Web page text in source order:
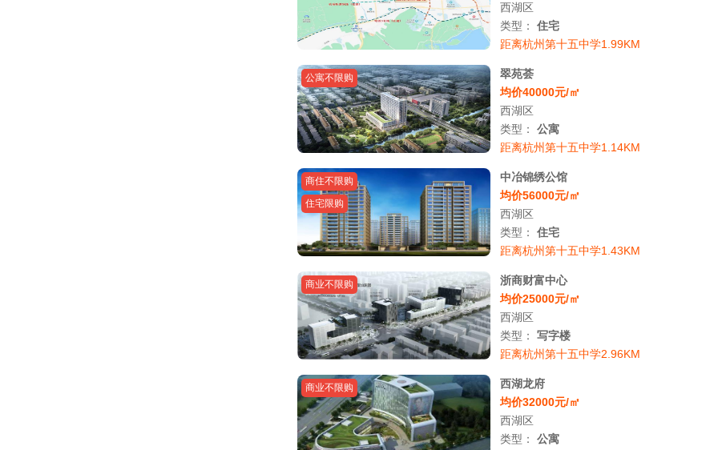
西湖区
类型： 住宅
距离杭州第十五中学1.99KM
公寓不限购
翠苑荟
均价40000元/㎡
西湖区
类型： 公寓
距离杭州第十五中学1.14KM
商住不限购
住宅限购
中冶锦绣公馆
均价56000元/㎡
西湖区
类型： 住宅
距离杭州第十五中学1.43KM
商业不限购
浙商财富中心
均价25000元/㎡
西湖区
类型： 写字楼
距离杭州第十五中学2.96KM
商业不限购
西湖龙府
均价32000元/㎡
西湖区
类型： 公寓